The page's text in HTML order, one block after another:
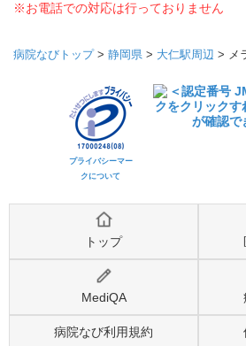
※お電話での対応は行っておりません
病院なびトップ> 静岡県 > 大仁駅周辺 > メ
プライバシーマー
クについて
トップ
MediQA
病院なび利用規約